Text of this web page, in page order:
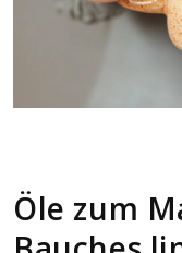
Öle zum